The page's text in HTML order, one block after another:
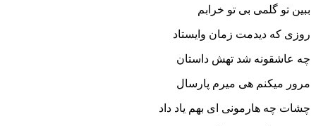
ببین تو گلمی بی تو خرابم
روزی که دیدمت زمان وایستاد
چه عاشقونه شد تهش داستان
مرور میکنم هی میرم پارسال
چشات چه هارمونی ای بهم یاد داد